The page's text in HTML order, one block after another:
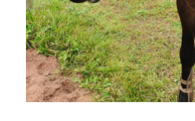
december 2024
november 2024
oktober 2024
september 2024
augusti 2024